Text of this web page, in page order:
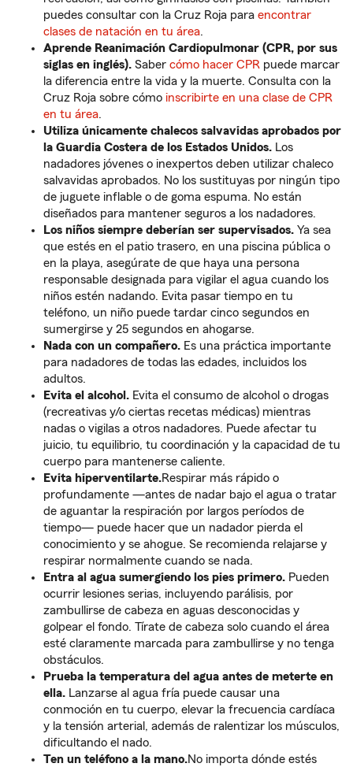
puedes consultar con la Cruz Roja para encontrar
clases de natación en tu área.
Aprende Reanimación Cardiopulmonar (CPR, por sus
siglas en inglés). Saber cómo hacer CPR puede marcar
la diferencia entre la vida y la muerte. Consulta con la
Cruz Roja sobre cómo inscribirte en una clase de CPR
en tu área.
Utiliza únicamente chalecos salvavidas aprobados por
la Guardia Costera de los Estados Unidos. Los
nadadores jóvenes o inexpertos deben utilizar chaleco
salvavidas aprobados. No los sustituyas por ningún tipo
de juguete inflable o de goma espuma. No están
diseñados para mantener seguros a los nadadores.
Los niños siempre deberían ser supervisados. Ya sea
que estés en el patio trasero, en una piscina pública o
en la playa, asegúrate de que haya una persona
responsable designada para vigilar el agua cuando los
niños estén nadando. Evita pasar tiempo en tu
teléfono, un niño puede tardar cinco segundos en
sumergirse y 25 segundos en ahogarse.
Nada con un compañero. Es una práctica importante
para nadadores de todas las edades, incluidos los
adultos.
Evita el alcohol. Evita el consumo de alcohol o drogas
(recreativas y/o ciertas recetas médicas) mientras
nadas o vigilas a otros nadadores. Puede afectar tu
juicio, tu equilibrio, tu coordinación y la capacidad de tu
cuerpo para mantenerse caliente.
Evita hiperventilarte.Respirar más rápido o
profundamente —antes de nadar bajo el agua o tratar
de aguantar la respiración por largos períodos de
tiempo— puede hacer que un nadador pierda el
conocimiento y se ahogue. Se recomienda relajarse y
respirar normalmente cuando se nada.
Entra al agua sumergiendo los pies primero. Pueden
ocurrir lesiones serias, incluyendo parálisis, por
zambullirse de cabeza en aguas desconocidas y
golpear el fondo. Tírate de cabeza solo cuando el área
esté claramente marcada para zambullirse y no tenga
obstáculos.
Prueba la temperatura del agua antes de meterte en
ella. Lanzarse al agua fría puede causar una
conmoción en tu cuerpo, elevar la frecuencia cardíaca
y la tensión arterial, además de ralentizar los músculos,
dificultando el nado.
Ten un teléfono a la mano.No importa dónde estés